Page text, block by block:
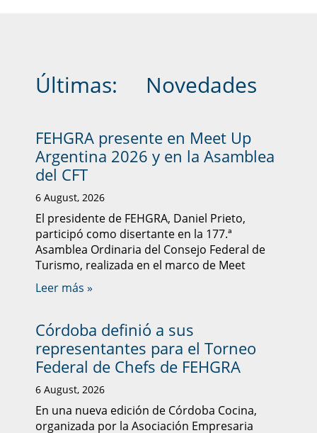
Últimas: Novedades
FEHGRA presente en Meet Up
Argentina 2026 y en la Asamblea
del CFT
6 August, 2026
El presidente de FEHGRA, Daniel Prieto,
participó como disertante en la 177.ª
Asamblea Ordinaria del Consejo Federal de
Turismo, realizada en el marco de Meet
Leer más »
Córdoba definió a sus
representantes para el Torneo
Federal de Chefs de FEHGRA
6 August, 2026
En una nueva edición de Córdoba Cocina,
organizada por la Asociación Empresaria